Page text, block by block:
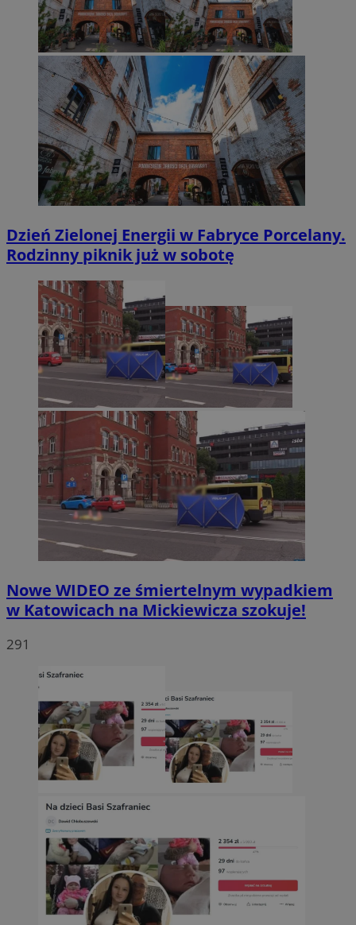
Dzień Zielonej Energii w Fabryce Porcelany.
Rodzinny piknik już w sobotę
Nowe WIDEO ze śmiertelnym wypadkiem
w Katowicach na Mickiewicza szokuje!
291